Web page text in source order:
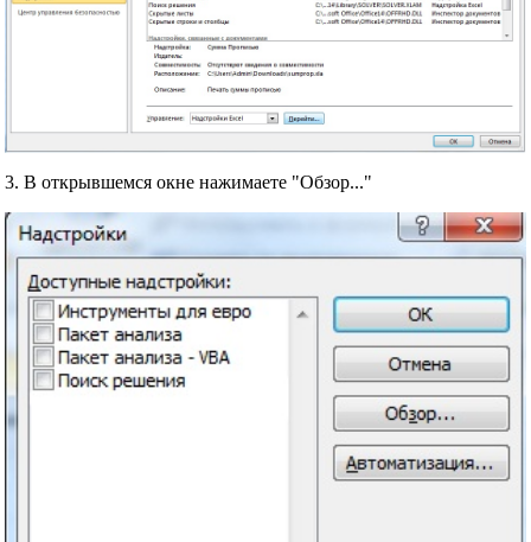
3. В открывшемся окне нажимаете "Обзор..."